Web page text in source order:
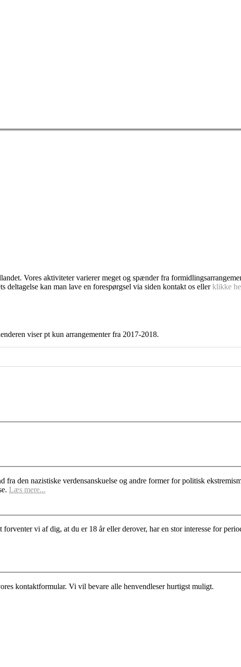
Vores aktiviteter varierer meget og spænder fra
kan man lave en forespørgsel via siden kontakt os ellerklikke
viser pt kun arrangementer fra 2017-2018.
fra den nazistiske verdensanskuelse og andre former for politisk
Læs mere...
vi af dig, at du er 18 år eller derover, har en stor interesse for
kontaktformular. Vi vil bevare alle henvendleser hurtigst muligt.